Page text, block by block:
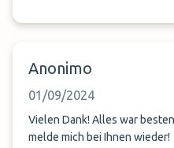
Anonimo
01/09/2024
Vielen Dank! Alles war
melde mich bei Ihnen wieder!